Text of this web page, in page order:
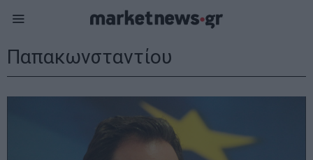
Παπακωνσταντίου